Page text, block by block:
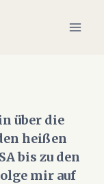
über die
heißen
bis zu den
mir auf